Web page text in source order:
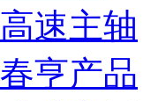
高速主轴
春亨产品